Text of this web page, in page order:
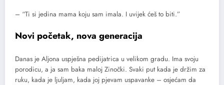
– “Ti si jedina mama koju sam imala. I uvijek ćeš to biti.”
Novi početak, nova generacija
Danas je Aljona uspješna pedijatrica u velikom gradu. Ima svoju
porodicu, a ja sam baka maloj Zinočki. Svaki put kada je držim za
ruku, kada je ljuljam, kada joj pjevam uspavanke – osjećam da